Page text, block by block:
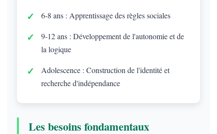
6-8 ans : Apprentissage des règles sociales
9-12 ans : Développement de l'autonomie et de
la logique
Adolescence : Construction de l'identité et
recherche d'indépendance
Les besoins fondamentaux